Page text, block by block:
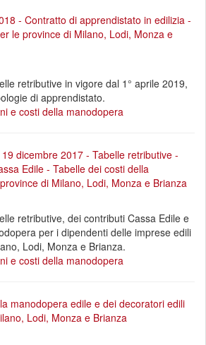
- Contratto di apprendistato in edilizia -
le province di Milano, Lodi, Monza e
retributive in vigore dal 1° aprile 2019,
di apprendistato.
e costi della manodopera
dicembre 2017 - Tabelle retributive -
Edile - Tabelle dei costi della
di Milano, Lodi, Monza e Brianza
retributive, dei contributi Cassa Edile e
per i dipendenti delle imprese edili
Lodi, Monza e Brianza.
e costi della manodopera
manodopera edile e dei decoratori edili
Lodi, Monza e Brianza